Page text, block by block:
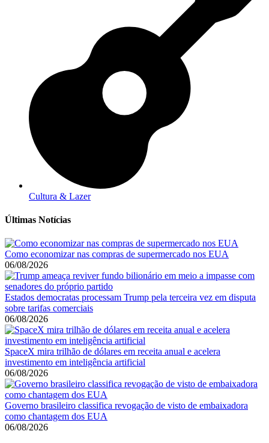
Cultura & Lazer
Últimas Notícias
Como economizar nas compras de supermercado nos EUA
06/08/2026
Estados democratas processam Trump pela terceira vez em disputa
sobre tarifas comerciais
06/08/2026
SpaceX mira trilhão de dólares em receita anual e acelera
investimento em inteligência artificial
06/08/2026
Governo brasileiro classifica revogação de visto de embaixadora
como chantagem dos EUA
06/08/2026